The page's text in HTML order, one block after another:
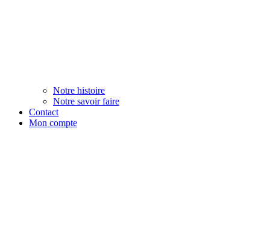
Notre histoire
Notre savoir faire
Contact
Mon compte